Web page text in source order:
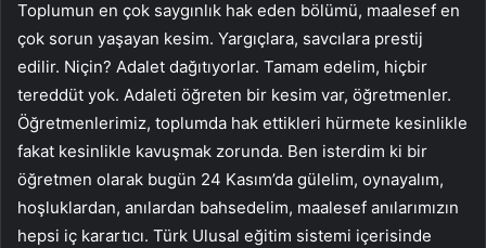
Toplumun en çok saygınlık hak eden bölümü, maalesef en
çok sorun yaşayan kesim. Yargıçlara, savcılara prestij
edilir. Niçin? Adalet dağıtıyorlar. Tamam edelim, hiçbir
tereddüt yok. Adaleti öğreten bir kesim var, öğretmenler.
Öğretmenlerimiz, toplumda hak ettikleri hürmete kesinlikle
fakat kesinlikle kavuşmak zorunda. Ben isterdim ki bir
öğretmen olarak bugün 24 Kasım’da gülelim, oynayalım,
hoşluklardan, anılardan bahsedelim, maalesef anılarımızın
hepsi iç karartıcı. Türk Ulusal eğitim sistemi içerisinde